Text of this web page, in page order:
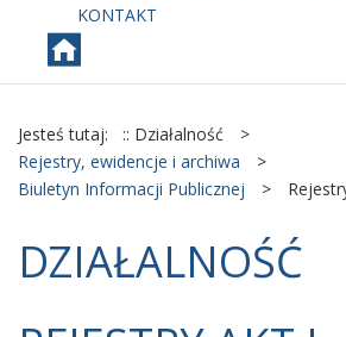
KONTAKT
Jesteś tutaj: :: Działalność
>
Rejestry, ewidencje i archiwa
>
Biuletyn Informacji Publicznej
>
DZIAŁALNOŚĆ